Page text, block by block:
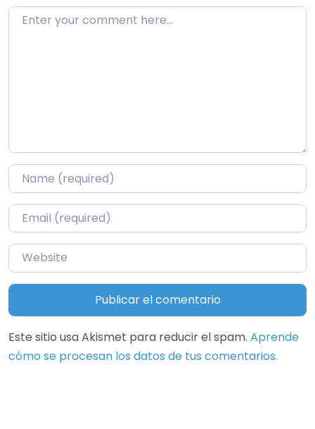
Enter your comment here…
Name*
Email*
Website
Este sitio usa Akismet para reducir el spam. Aprende
cómo se procesan los datos de tus comentarios.